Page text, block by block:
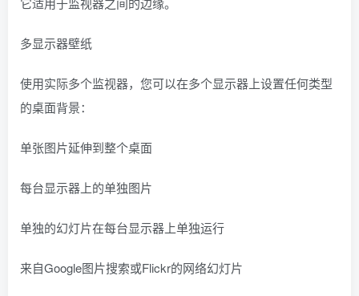
多显示器壁纸
使用实际多个监视器，您可以在多个显示器上设置任何类型
的桌面背景：
单张图片延伸到整个桌面
每台显示器上的单独图片
单独的幻灯片在每台显示器上单独运行
来自Google图片搜索或Flickr的网络幻灯片